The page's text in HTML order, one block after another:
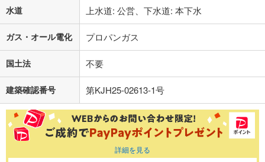
水道 上水道: 公営、下水道: 本下水
ガス・オール電化 プロパンガス
国土法 不要
建築確認番号 第KJH25-02613-1号
詳細を見る